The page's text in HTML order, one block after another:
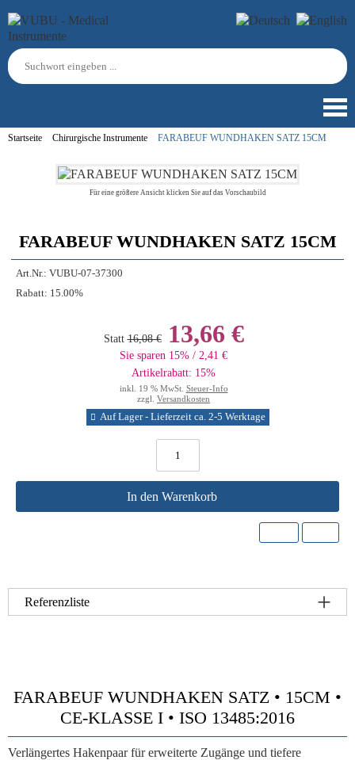
Startseite Chirurgische Instrumente FARABEUF WUNDHAKEN SATZ 15CM
Für eine größere Ansicht klicken Sie auf das Vorschaubild
FARABEUF WUNDHAKEN SATZ 15CM
Art.Nr.: VUBU-07-37300
Rabatt: 15.00%
Statt 16,08 €13,66 €
Sie sparen 15% / 2,41 €
Artikelrabatt: 15%
inkl. 19 % MwSt. Steuer-Info
zzgl. Versandkosten
Auf Lager - Lieferzeit ca. 2-5 Werktage
In den Warenkorb
Referenzliste
FARABEUF WUNDHAKEN SATZ • 15CM •
CE-KLASSE I • ISO 13485:2016
Verlängertes Hakenpaar für erweiterte Zugänge und tiefere